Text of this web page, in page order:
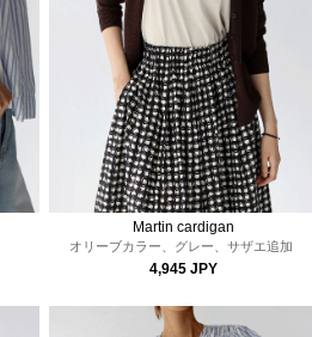
Martin cardigan
オリーブカラー、グレー、サザエ追加
4,945 JPY